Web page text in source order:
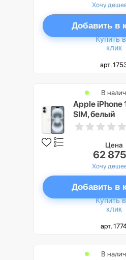
Хочу
Добавить в
Купить
клик
арт.
Apple iPhone
SIM, белый
В
Цена
62
Хочу
Добавить в
Купить
клик
арт.
В